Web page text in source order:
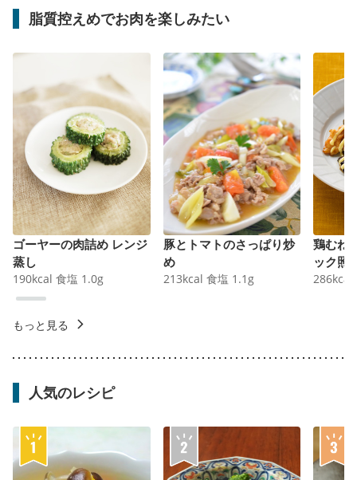
脂質控えめでお肉を楽しみたい
ゴーヤーの肉詰め レンジ
蒸し
190kcal 食塩 1.0g
豚とトマトのさっぱり炒
め
213kcal 食塩 1.1 g
鶏むね
ック照
286kcal
もっと見る
人気のレシピ